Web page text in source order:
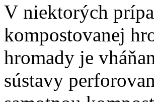
V niektorých
kompostovanej
hromady je
sústavy